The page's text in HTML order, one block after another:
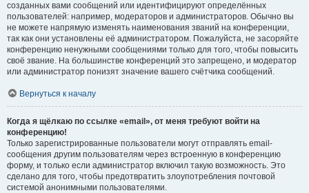
созданных вами сообщений или идентифицируют определённых
пользователей: например, модераторов и администраторов. Обычно вы
не можете напрямую изменять наименования званий на конференции,
так как они установлены её администратором. Пожалуйста, не засоряйте
конференцию ненужными сообщениями только для того, чтобы повысить
своё звание. На большинстве конференций это запрещено, и модератор
или администратор понизят значение вашего счётчика сообщений.
Вернуться к началу
Когда я щёлкаю по ссылке «email», от меня требуют войти на
конференцию!
Только зарегистрированные пользователи могут отправлять email-
сообщения другим пользователям через встроенную в конференцию
форму, и только если администратор включил такую возможность. Это
сделано для того, чтобы предотвратить злоупотребления почтовой
системой анонимными пользователями.